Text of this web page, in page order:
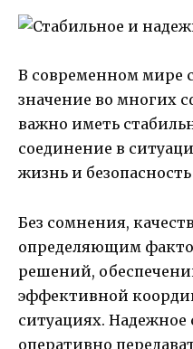
В современном мире
значение во многих
важно иметь
соединение в
жизнь и
Без сомнения,
определяющим
решений,
эффективной
ситуациях. Надежное
оперативно